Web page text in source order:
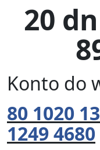
20
Konto do
80 1020
1249 4680